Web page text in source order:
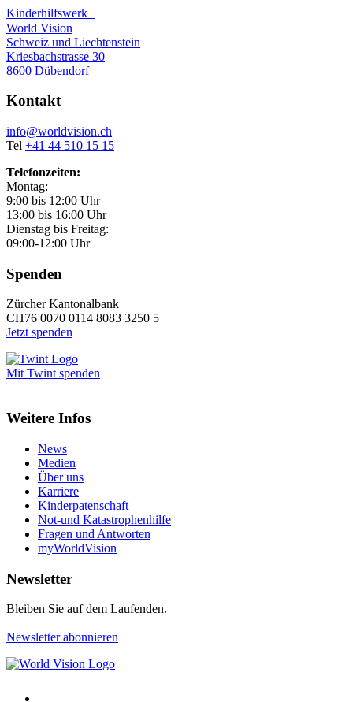
Kinderhilfswerk
World Vision
Schweiz und Liechtenstein
Kriesbachstrasse 30
8600 Dübendorf
Kontakt
info@worldvision.ch
Tel +41 44 510 15 15
Telefonzeiten:
Montag:
9:00 bis 12:00 Uhr
13:00 bis 16:00 Uhr
Dienstag bis Freitag:
09:00-12:00 Uhr
Spenden
Zürcher Kantonalbank
CH76 0070 0114 8083 3250 5
Jetzt spenden
Mit Twint spenden
Weitere Infos
News
Medien
Über uns
Karriere
Kinderpatenschaft
Not-und Katastrophenhilfe
Fragen und Antworten
myWorldVision
Newsletter
Bleiben Sie auf dem Laufenden.
Newsletter abonnieren